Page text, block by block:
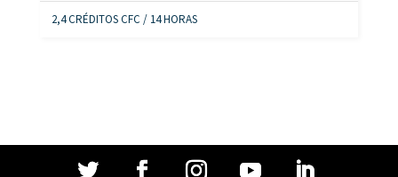
2,4 CRÉDITOS CFC / 14 HORAS